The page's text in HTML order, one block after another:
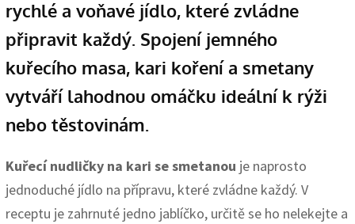
rychlé a voňavé jídlo, které zvládne
připravit každý. Spojení jemného
kuřecího masa, kari koření a smetany
vytváří lahodnou omáčku ideální k rýži
nebo těstovinám.
Kuřecí nudličky na kari se smetanou je naprosto
jednoduché jídlo na přípravu, které zvládne každý. V
receptu je zahrnuté jedno jablíčko, určitě se ho nelekejte a